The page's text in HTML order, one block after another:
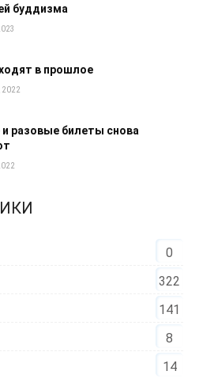
буддизма
в прошлое
разовые билеты снова
0
322
141
8
14